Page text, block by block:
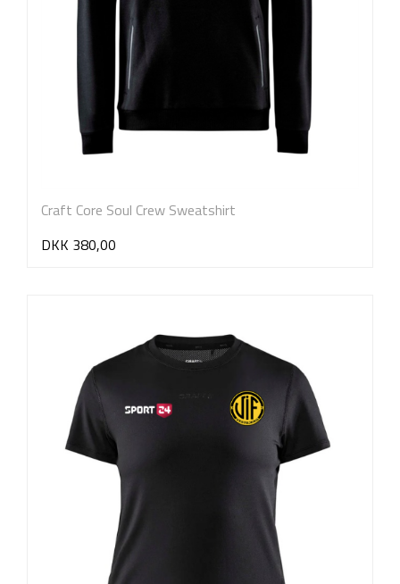
Craft Core Soul Crew Sweatshirt
DKK 380,00